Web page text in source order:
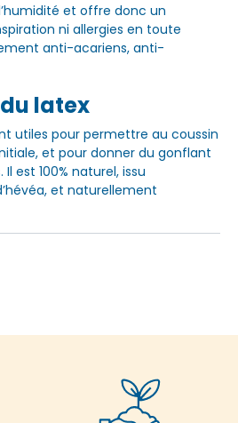
et offre donc un
ni allergies en toute
anti-acariens, anti-
latex
utiles pour permettre au coussin
et pour donner du gonflant
est 100% naturel, issu
et naturellement